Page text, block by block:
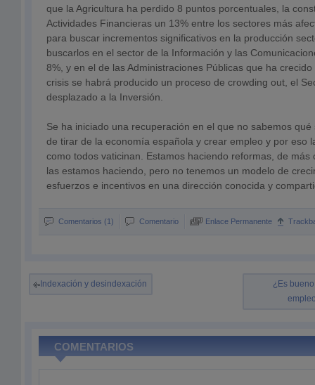
que la Agricultura ha perdido 8 puntos porcentuales, la
Actividades Financieras un 13% entre los sectores más
para buscar incrementos significativos en la producción
buscarlos en el sector de la Información y las
8%, y en el de las Administraciones Públicas que ha
crisis se habrá producido un proceso de crowding out, el
desplazado a la Inversión.
Se ha iniciado una recuperación en el que no sabemos
de tirar de la economía española y crear empleo y por eso
como todos vaticinan. Estamos haciendo reformas, de más
las estamos haciendo, pero no tenemos un modelo de
esfuerzos e incentivos en una dirección conocida y
Comentarios (1) Comentario Enlace Permanente
Indexación y desindexación
¿Es
COMENTARIOS